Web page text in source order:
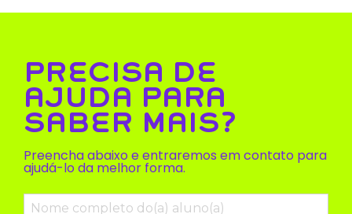
PRECISA DE
AJUDA PARA
SABER MAIS?
Preencha abaixo e entraremos em contato para
ajudá-lo da melhor forma.